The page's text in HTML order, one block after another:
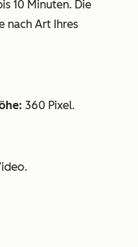
10 Minuten. Die
nach Art Ihres
360 Pixel.